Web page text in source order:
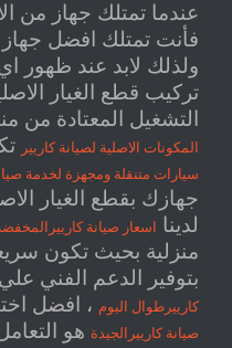
عندما تمتلك جهاز من
فأنت تمتلك افضل
ولذلك لابد عند
تركيب قطع الغيار
التشغيل المعتادة من
المكونات الاصلية لصيانة كاريير
سيارات متنقلة ومجهزة لخدمة
جهازك بقطع الغيار
لدينا
اسعار صيانة
منزلية بحيث تكون
بتوفير الدعم الفني علي
كارييرطوال اليوم ، افضل
صيانة كارييرالجيدة هو